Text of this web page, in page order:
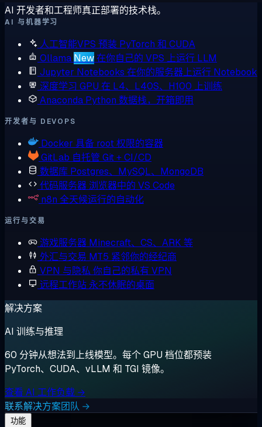
AI 开发者和工程师真正部署的技术栈。
AI 与机器学习
人工智能VPS 预装 PyTorch 和 CUDA
Ollama New在你自己的 VPS 上运行 LLM
Jupyter Notebooks 在你的服务器上运行 Notebook
深度学习 GPU 在 L4、L40S、H100 上训练
Anaconda Python 数据栈，开箱即用
开发者与 DEVOPS
Docker 具备 root 权限的容器
GitLab 自托管 Git + CI/CD
数据库 Postgres、MySQL、MongoDB
代码服务器 浏览器中的 VS Code
n8n 全天候运行的自动化
运行与交易
游戏服务器 Minecraft、CS、ARK 等
外汇与交易 MT5 紧邻你的经纪商
VPN 与隐私 你自己的私有 VPN
远程工作站 永不休眠的桌面
解决方案
AI 训练与推理
60 分钟从想法到上线模型。每个 GPU 档位都预装
PyTorch、CUDA、vLLM 和 TGI 镜像。
查看 AI 工作负载 →
联系解决方案团队 →